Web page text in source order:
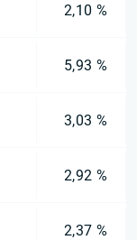
2,10 %
5,93 %
3,03 %
2,92 %
2,37 %